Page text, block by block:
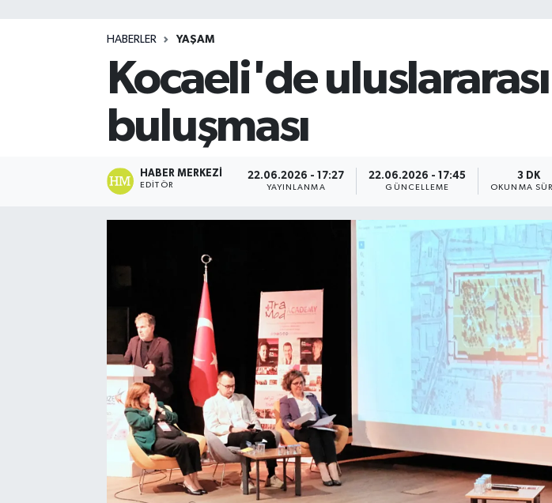
HABERLER YAŞAM
Kocaeli'de
buluşması
HABER MERKEZI
EDITÖR
22.06.2026 - 17:27
YAYINLANMA
22.06.2026 - 17:45
GÜNCELLEME
3 DK
OKUNMA